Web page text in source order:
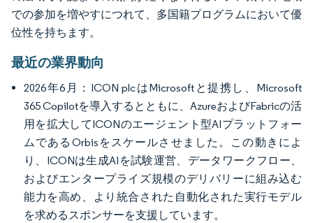
での参加を増やすにつれて、多国籍プログラムにおいて優
位性を持ちます。
最近の業界動向
2026年6月：ICON plcはMicrosoftと提携し、Microsoft
365 Copilotを導入するとともに、AzureおよびFabricの活
用を拡大してICONのエージェント型AIプラットフォー
ムであるOrbisをスケールさせました。この動きによ
り、ICONは生成AIを試験運営、データワークフロー、
およびエンタープライズ規模のデリバリーに組み込む
能力を高め、より統合された自動化された実行モデル
を求めるスポンサーを支援しています。